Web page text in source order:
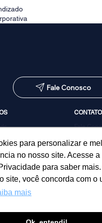
para personalizar e
no nosso site. Acesse a
para saber
site, você concorda com o
mais
Fale Conosco
Conteúdos
Classes
CONTATO
Fale
Política